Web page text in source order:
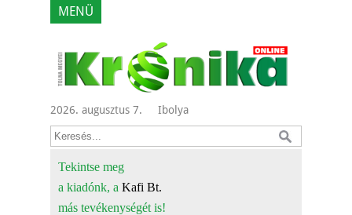
MENÜ
2026. augusztus 7. Ibolya
Tekintse meg
a kiadónk, a Kafi Bt.
más tevékenységét is!